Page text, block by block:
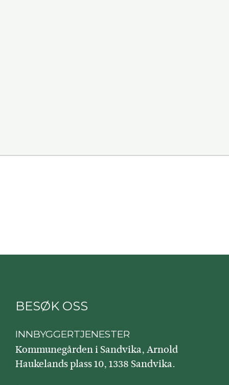
BESØK OSS
INNBYGGERTJENESTER
Kommunegården i Sandvika, Arnold
Haukelands plass 10, 1338 Sandvika.